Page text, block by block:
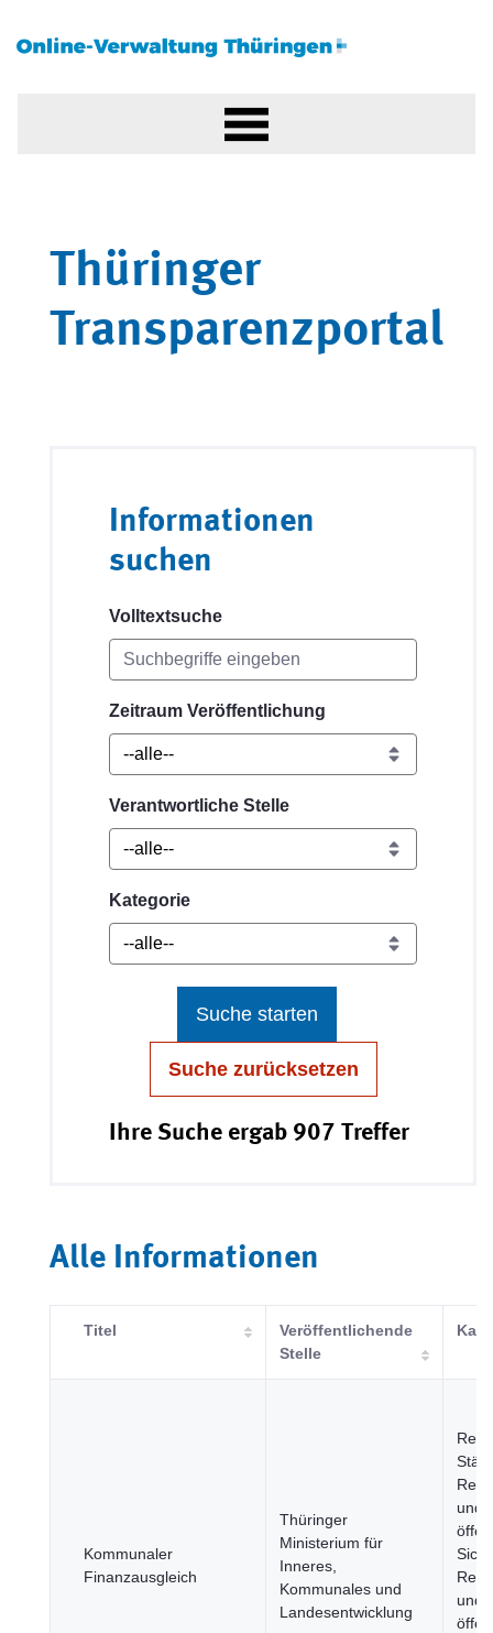
Thüringer
Transparenzportal
Informationen
suchen
Volltextsuche
Zeitraum Veröffentlichung
Verantwortliche Stelle
Kategorie
Suche starten
Suche zurücksetzen
Ihre Suche ergab 907 Treffer
Alle Informationen
Titel
Veröffentlichende
Stelle
Kommunaler
Finanzausgleich
Thüringer
Ministerium für
Inneres,
Kommunales und
Landesentwicklung
und
und